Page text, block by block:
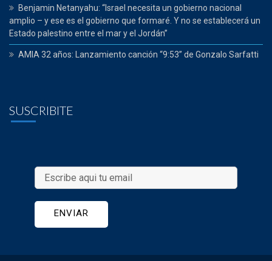
Benjamin Netanyahu: “Israel necesita un gobierno nacional
amplio – y ese es el gobierno que formaré. Y no se establecerá un
Estado palestino entre el mar y el Jordán”
AMIA 32 años: Lanzamiento canción “9:53” de Gonzalo Sarfatti
SUSCRIBITE